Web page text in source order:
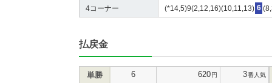
4コーナー (*14,5)9(2,12,16)(10,11,13) 6
払戻金
単勝 6 620円 3番人気